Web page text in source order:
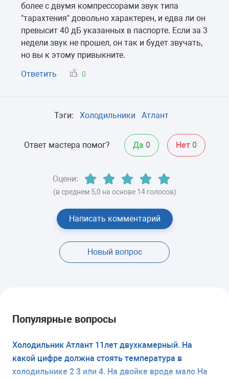
более с двумя компрессорами звук типа
"тарахтения" довольно характерен, и едва ли он
превысит 40 дБ указанных в паспорте. Если за 3
недели звук не прошел, он так и будет звучать,
но вы к этому привыкните.
Ответить
0
Тэги: Холодильники Атлант
Ответ мастера помог? Да 0 Нет 0
Оцени:
(в среднем 5,0 на основе 14 голосов)
Написать комментарий
Новый вопрос
Популярные вопросы
Холодильник Атлант 11лет двухкамерный. На
какой цифре должна стоять температура в
холодильнике 2 3 или 4. На двойке вроде мало На